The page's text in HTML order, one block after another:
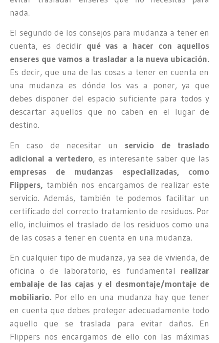
nada.
El segundo de los consejos para mudanza a tener en
cuenta, es decidir qué vas a hacer con aquellos
enseres que vamos a trasladar a la nueva ubicación.
Es decir, que una de las cosas a tener en cuenta en
una mudanza es dónde los vas a poner, ya que
debes disponer del espacio suficiente para todos y
descartar aquellos que no caben en el lugar de
destino.
En caso de necesitar un servicio de traslado
adicional a vertedero, es interesante saber que las
empresas de mudanzas especializadas, como
Flippers, también nos encargamos de realizar este
servicio. Además, también te podemos facilitar un
certificado del correcto tratamiento de residuos. Por
ello, incluimos el traslado de los residuos como una
de las cosas a tener en cuenta en una mudanza.
En cualquier tipo de mudanza, ya sea de vivienda, de
oficina o de laboratorio, es fundamental realizar
embalaje de las cajas y el desmontaje/montaje de
mobiliario. Por ello en una mudanza hay que tener
en cuenta que debes proteger adecuadamente todo
aquello que se traslada para evitar daños. En
Flippers nos encargamos de ello con las máximas